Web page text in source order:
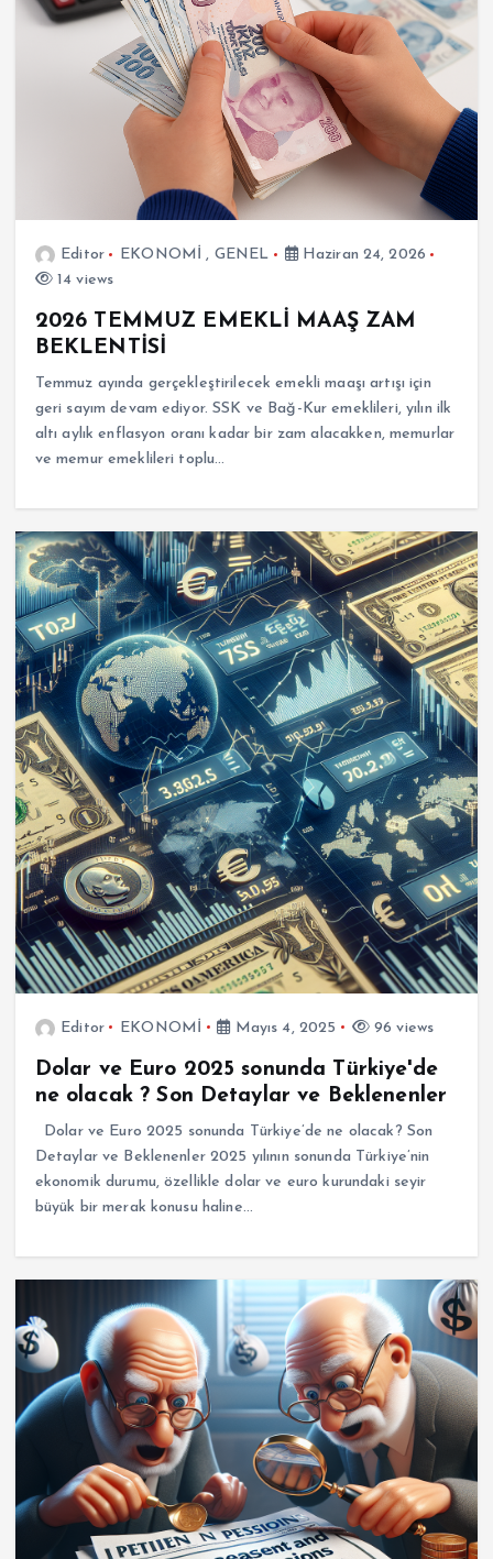
Editor EKONOMİ , GENEL
Haziran 24, 2026
14 views
2026 TEMMUZ EMEKLİ MAAŞ ZAM
BEKLENTİSİ
Temmuz ayında gerçekleştirilecek emekli maaşı artışı için
geri sayım devam ediyor. SSK ve Bağ-Kur emeklileri, yılın ilk
altı aylık enflasyon oranı kadar bir zam alacakken, memurlar
ve memur emeklileri toplu…
Editor EKONOMİ Mayıs 4, 2025 96 views
Dolar ve Euro 2025 sonunda Türkiye'de
ne olacak ? Son Detaylar ve Beklenenler
Dolar ve Euro 2025 sonunda Türkiye’de ne olacak? Son
Detaylar ve Beklenenler 2025 yılının sonunda Türkiye’nin
ekonomik durumu, özellikle dolar ve euro kurundaki seyir
büyük bir merak konusu haline…